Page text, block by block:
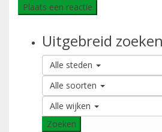
Uitgebreid zoeken
Alle steden
Alle soorten
Alle wijken
Zoeken